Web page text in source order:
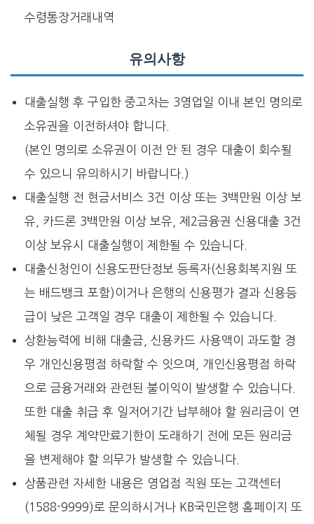
수령통장거래내역
유의사항
대출실행 후 구입한 중고차는 3영업일 이내 본인 명의로
소유권을 이전하셔야 합니다.
(본인 명의로 소유권이 이전 안 된 경우 대출이 회수될
수 있으니 유의하시기 바랍니다.)
대출실행 전 현금서비스 3건 이상 또는 3백만원 이상 보
유, 카드론 3백만원 이상 보유, 제2금융권 신용대출 3건
이상 보유시 대출실행이 제한될 수 있습니다.
대출신청인이 신용도판단정보 등록자(신용회복지원 또
는 배드뱅크 포함)이거나 은행의 신용평가 결과 신용등
급이 낮은 고객일 경우 대출이 제한될 수 있습니다.
상환능력에 비해 대출금, 신용카드 사용액이 과도할 경
우 개인신용평점 하락할 수 잇으며, 개인신용평점 하락
으로 금융거래와 관련된 불이익이 발생할 수 있습니다.
또한 대출 취급 후 일저어기간 납부해야 할 원리금이 연
체될 경우 계약만료기한이 도래하기 전에 모든 원리금
을 변제해야 할 의무가 발생할 수 있습니다.
상품관련 자세한 내용은 영업점 직원 또는 고객센터
(1588-9999)로 문의하시거나 KB국민은행 홈페이지 또